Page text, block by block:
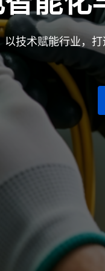
以技术赋能行业，